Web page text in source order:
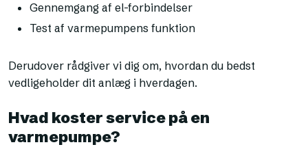
Gennemgang af el-forbindelser
Test af varmepumpens funktion
Derudover rådgiver vi dig om, hvordan du bedst
vedligeholder dit anlæg i hverdagen.
Hvad koster service på en
varmepumpe?